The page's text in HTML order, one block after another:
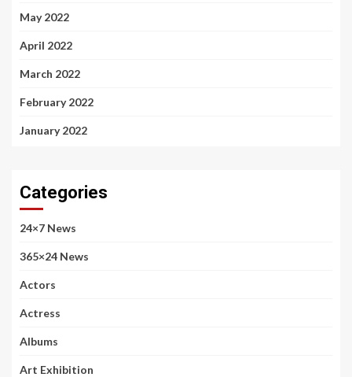
May 2022
April 2022
March 2022
February 2022
January 2022
Categories
24×7 News
365×24 News
Actors
Actress
Albums
Art Exhibition